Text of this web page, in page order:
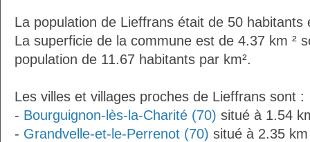
La population de Lieffrans était de 50
La superficie de la commune est de 4.37 km ²
population de 11.67 habitants par km².
Les villes et villages proches de Lieffrans sont :
- Bourguignon-lès-la-Charité (70) situé à 1.54
- Grandvelle-et-le-Perrenot (70) situé à 2.35